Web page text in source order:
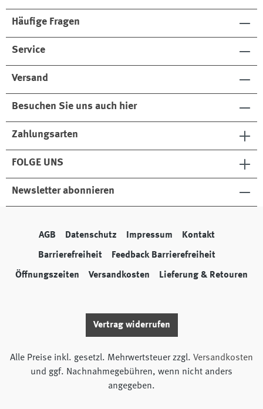
Häufige Fragen
Service
Versand
Besuchen Sie uns auch hier
Zahlungsarten
FOLGE UNS
Newsletter abonnieren
AGB Datenschutz Impressum Kontakt
Barrierefreiheit Feedback Barrierefreiheit
Öffnungszeiten Versandkosten Lieferung & Retouren
Vertrag widerrufen
Alle Preise inkl. gesetzl. Mehrwertsteuer zzgl. Versandkosten
und ggf. Nachnahmegebühren, wenn nicht anders
angegeben.